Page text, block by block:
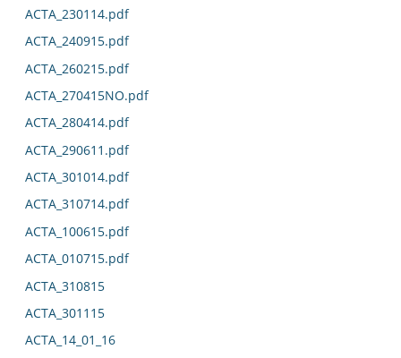
ACTA_230114.pdf
ACTA_240915.pdf
ACTA_260215.pdf
ACTA_270415NO.pdf
ACTA_280414.pdf
ACTA_290611.pdf
ACTA_301014.pdf
ACTA_310714.pdf
ACTA_100615.pdf
ACTA_010715.pdf
ACTA_310815
ACTA_301115
ACTA_14_01_16